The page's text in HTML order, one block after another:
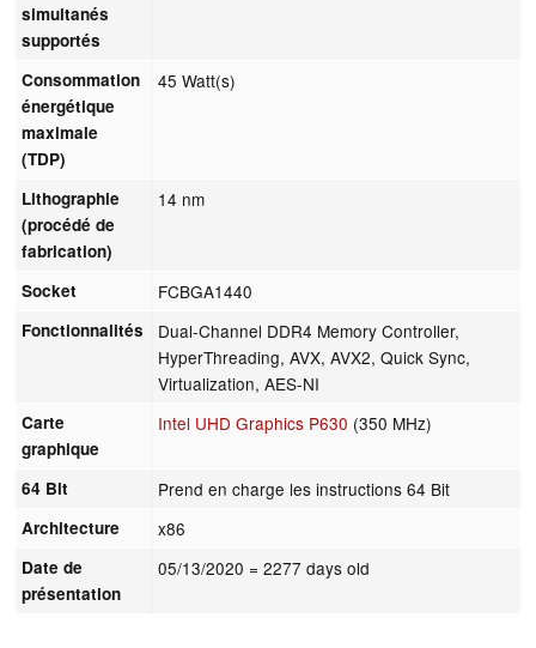
simultanés
supportés
Consommation
énergétique
maximale
(TDP)
45 Watt(s)
Lithographie
(procédé de
fabrication)
14 nm
Socket FCBGA1440
Fonctionnalités
Dual-Channel DDR4 Memory Controller,
HyperThreading, AVX, AVX2, Quick Sync,
Virtualization, AES-NI
Carte
graphique
Intel UHD Graphics P630 (350 MHz)
64 Bit Prend en charge les instructions 64 Bit
Architecture x86
Date de
présentation
05/13/2020 = 2277 days old